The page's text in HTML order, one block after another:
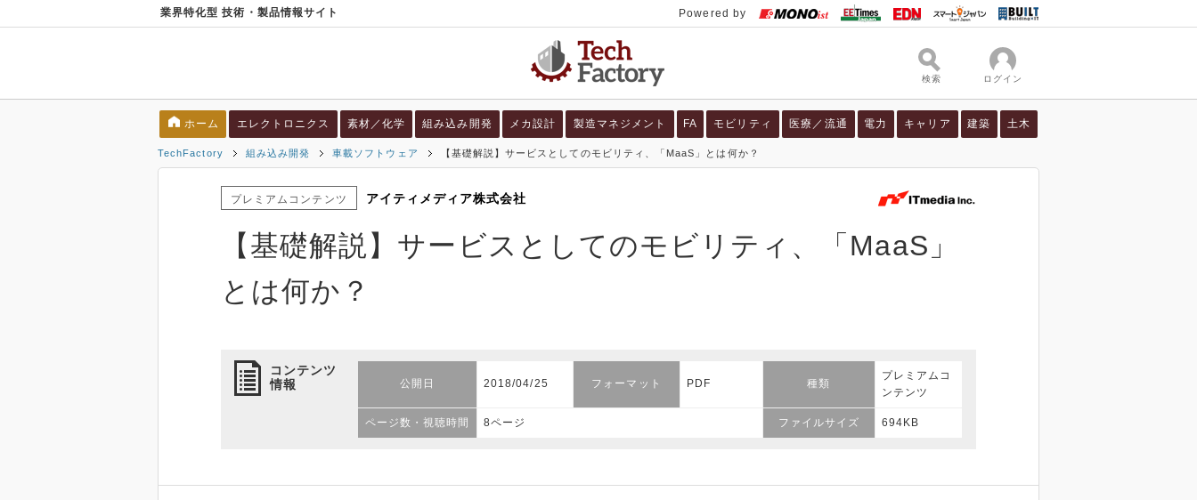
業界特化型 技術・製品情報サイト
検索 ログイン
ホーム エレクトロニクス 素材／化学 組み込み開発 メカ設計 製造マネジメント FA モビリティ 医療／流通 電力 キャリア 建築 土木
TechFactory 組み込み開発 車載ソフトウェア 【基礎解説】サービスとしてのモビリティ、「MaaS」とは何か？
プレミアムコンテンツ アイティメディア株式会社
【基礎解説】サービスとしてのモビリティ、「MaaS」
とは何か？
コンテンツ
情報
公開日 2018/04/25 フォーマット PDF 種類
プレミアムコ
ンテンツ
ページ数・視聴時間 8ページ ファイルサイズ 694KB